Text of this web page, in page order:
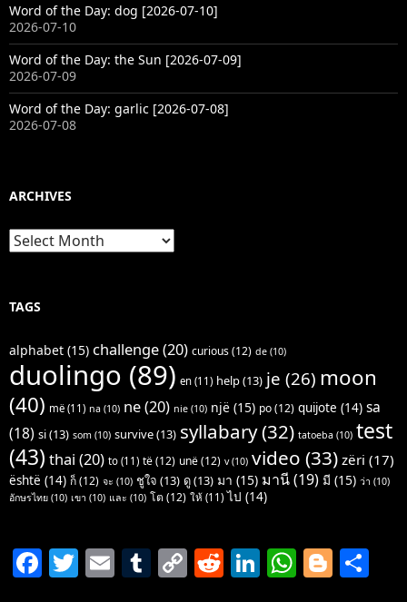
Word of the Day: dog [2026-07-10]
2026-07-10
Word of the Day: the Sun [2026-07-09]
2026-07-09
Word of the Day: garlic [2026-07-08]
2026-07-08
ARCHIVES
Archives
TAGS
alphabet (15) challenge(20) curious(12) de (10)
duolingo (89) en (11) help(13) je (26) moon
(40) më (11) na (10) ne(20) nie (10) një (15) po(12) quijote (14) sa
(18) si(13) som (10) survive(13) syllabary(32) tatoeba (10) test
(43) thai (20) to (11) të(12) unë(12) v(10) video (33) zëri (17)
është (14) ก็(12) จะ (10) ชูใจ (13) ดู(13) มา (15) มานี(19) มี (15) ว่า (10)
อักษรไทย (10) เขา (10) และ (10) โต (12) ให้ (11) ไป (14)
F T E T C R Li W Bl